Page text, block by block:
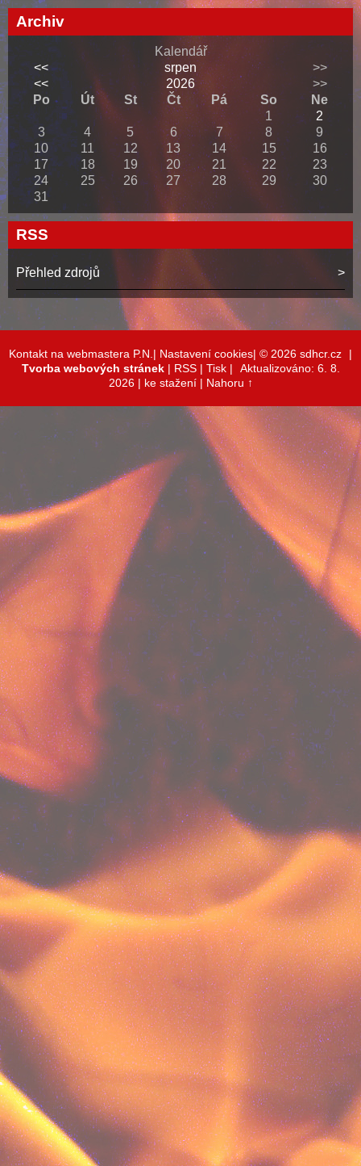
Archiv
Kalendář
<<
srpen
>>
<<
2026
>>
Po
Út St Čt Pá So
Ne
1
2
3
4 5 6 7 8
9
10
11 12 13 14 15
16
17
18 19 20 21 22
23
24
25 26 27 28 29
30
31
RSS
Přehled zdrojů
Kontakt na webmastera P.N.| Nastavení cookies| © 2026 sdhcr.cz
|
Tvorba webových stránek| RSS| Tisk|
Aktualizováno: 6. 8.
2026 | ke stažení | Nahoru ↑